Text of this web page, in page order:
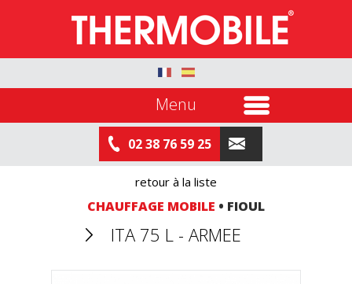
Menu
02 38 76 59 25
retour à la liste
CHAUFFAGE MOBILE • FIOUL
ITA 75 L - ARMEE